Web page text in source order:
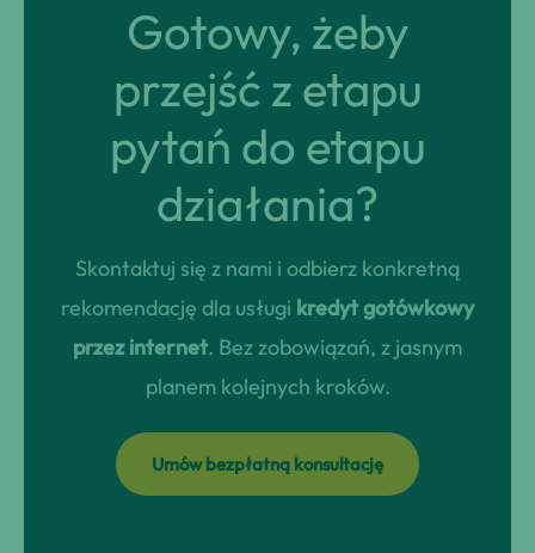
Gotowy, żeby
przejść z etapu
pytań do etapu
działania?
Skontaktuj się z nami i odbierz konkretną
rekomendację dla usługi kredyt gotówkowy
przez internet. Bez zobowiązań, z jasnym
planem kolejnych kroków.
Umów bezpłatną konsultację